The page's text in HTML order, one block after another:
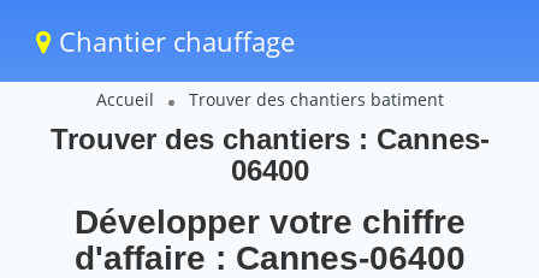
Chantier chauffage
Accueil Trouver des chantiers batiment
Trouver des chantiers : Cannes-
06400
Développer votre chiffre
d'affaire : Cannes-06400